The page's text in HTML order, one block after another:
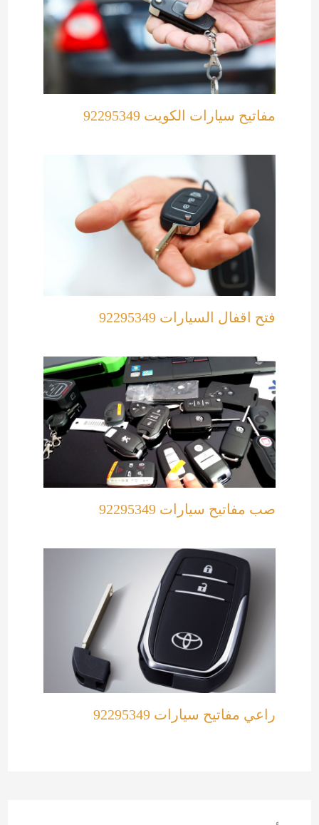
مفاتيح سيارات الكويت 92295349
فتح اقفال السيارات 92295349
صب مفاتيح سيارات 92295349
راعي مفاتيح سيارات 92295349